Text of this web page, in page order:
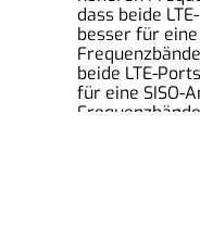
dass beide
besser für
beide LTE-
für eine SISO-